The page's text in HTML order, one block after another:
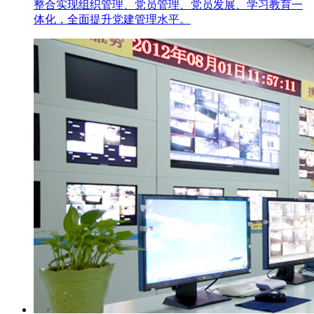
整合实现组织管理、党员管理、党员发展、学习教育一
体化，全面提升党建管理水平。